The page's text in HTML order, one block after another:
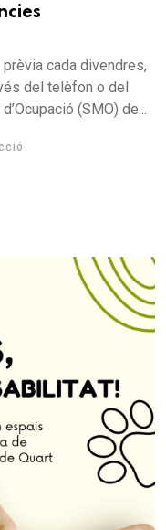
prèvia cada divendres,
del telèfon o del
(SMO) de...